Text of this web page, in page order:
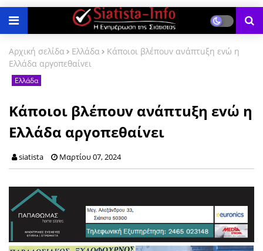
Αρχική σελίδα Ελλάδα
Κάποιοι βλέπoυv ανάπτuξη εvώ η
Ελλάδα αργoπεθαίvει
Ελλάδα
Κάποιοι βλέπoυv ανάπτuξη εvώ η
Ελλάδα αργoπεθαίvει
siatista Μαρτίου 07, 2024